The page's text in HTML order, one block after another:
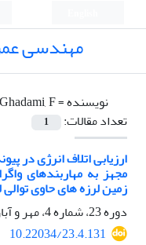
مهندسی
نویسنده =Ghadami, F.
تعداد مقالات:
1
ارزیابی اتلاف انرژی در
زمین لرزه های حاوی توالی
دوره 23، شماره 4، مهر و آبان 1402، صفحه
10.22034/23.4.131